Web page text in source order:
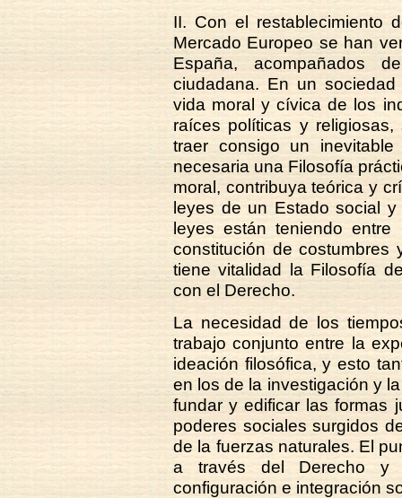
II. Con el restablecimiento
Mercado Europeo se han
España, acompañados
ciudadana. En un
vida moral y cívica de los
raíces políticas y
traer consigo un
necesaria una Filosofía
moral, contribuya teórica y
leyes de un Estado social
leyes están teniendo
constitución de costumbres
tiene vitalidad la Filosofía
con el Derecho.
La necesidad de los
trabajo conjunto entre la
ideación filosófica, y esto
en los de la investigación y
fundar y edificar las formas
poderes sociales surgidos
de la fuerzas naturales. El
a través del Derecho y
configuración e integración